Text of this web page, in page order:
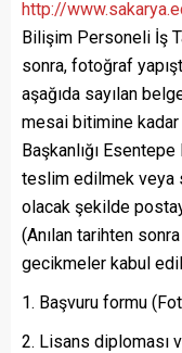
http://
Bilişim Personeli İş
sonra, fotoğraf
aşağıda sayılan
mesai bitimine
Başkanlığı
teslim edilmek veya
olacak şekilde
(Anılan tarihten
gecikmeler kabul
Başvuru formu
Lisans diploması